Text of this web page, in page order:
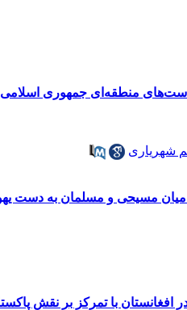
منطقه‌ای جمهوری
شهریاری
مسیحی و مسلمان به دست
با تمرکز بر نقش